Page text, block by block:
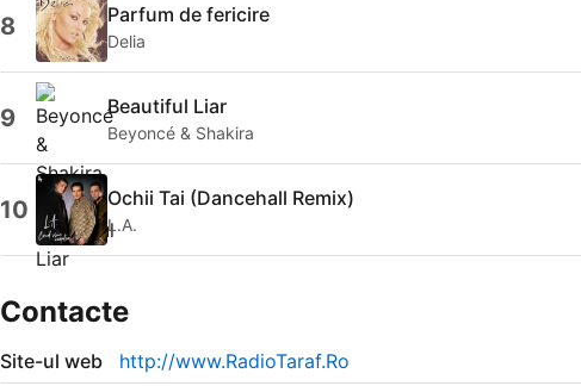
8 Parfum de fericire
Delia
9 Beautiful Liar
Beyoncé & Shakira
10 Ochii Tai (Dancehall Remix)
L.A.
Contacte
Site-ul web
http://www.RadioTaraf.Ro